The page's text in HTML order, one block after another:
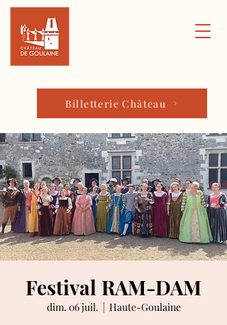
Billetterie Château
Festival RAM-DAM
dim. 06 juil.
  |
Haute-Goulaine